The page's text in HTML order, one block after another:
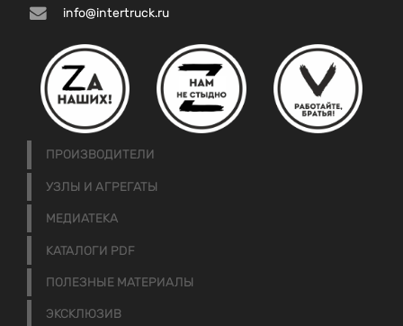
info@intertruck.ru
ПРОИЗВОДИТЕЛИ
УЗЛЫ И АГРЕГАТЫ
МЕДИАТЕКА
КАТАЛОГИ PDF
ПОЛЕЗНЫЕ МАТЕРИАЛЫ
ЭКСКЛЮЗИВ